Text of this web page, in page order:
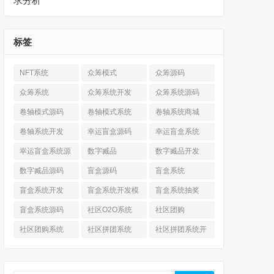
标签
NFT系统 众筹模式 众筹源码
众筹系统 众筹系统开发 众筹系统源码
卷轴模式源码 卷轴模式系统 卷轴系统商城
卷轴系统开发 幸运盲盒源码 幸运盲盒系统
幸运盲盒系统源
码
数字臧品 数字臧品开发
数字臧品源码 盲盒源码 盲盒系统
盲盒系统开发
盲盒系统开发模
式
盲盒系统抽奖
盲盒系统源码 社区O2O系统 社区团购
社区团购系统 社区拼团系统
社区拼团系统开